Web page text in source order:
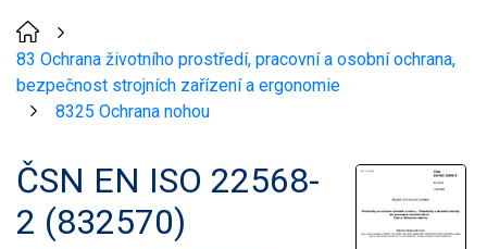
83 Ochrana životního prostředí, pracovní a osobní ochrana,
bezpečnost strojních zařízení a ergonomie
8325 Ochrana nohou
ČSN EN ISO 22568-
2 (832570)